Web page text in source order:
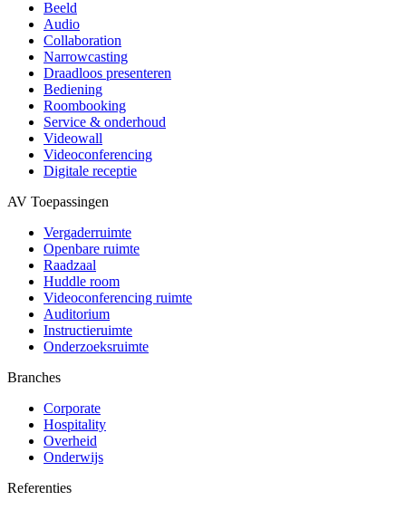
Beeld
Audio
Collaboration
Narrowcasting
Draadloos presenteren
Bediening
Roombooking
Service & onderhoud
Videowall
Videoconferencing
Digitale receptie
AV Toepassingen
Vergaderruimte
Openbare ruimte
Raadzaal
Huddle room
Videoconferencing ruimte
Auditorium
Instructieruimte
Onderzoeksruimte
Branches
Corporate
Hospitality
Overheid
Onderwijs
Referenties